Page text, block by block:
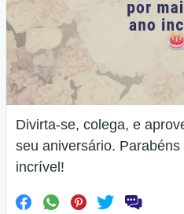
Divirta-se, colega, e
seu aniversário.
incrível!